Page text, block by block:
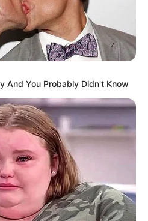
und vieles mehr. Das
spannende Einblicke
und Arbeitswelt unserer
mittwochs, samstags,
14.30 bis 17.30 Uhr.
02541 70912 Eingetragen
Museumsleitung.
- Ein Museum am
unter anderem Fossilien
werden. Informationen
wiki/
LWL-Museum für Naturk
Kinderhaus - Informationen
And You Probably Didn't Know